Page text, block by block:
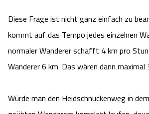
Urlaub auf dem
Urlaub mit Hund
Last Minute
Kutschen
Regionale Küche
Tiere
Wildpark Lüneburger
Wildpark Schwarze Berge
Otter Zentrum
Wildpark Müden
Veranstaltungen
Shopping Celle
Kulinarisches Celle
Veranstaltungen &
Diese Frage ist nicht ganz einfach zu
kommt auf das Tempo jedes einzelnen
normaler Wanderer schafft 4 km pro
Wanderer 6 km. Das wären dann maximal
Würde man den Heidschnuckenweg in